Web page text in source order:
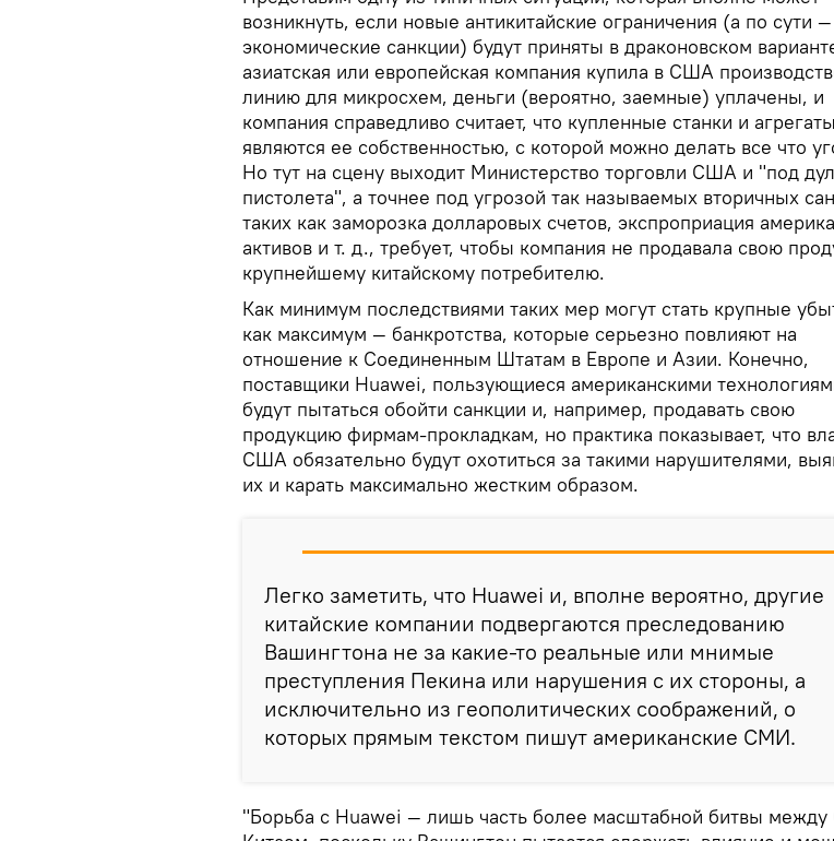
возникнуть, если новые антикитайские ограничения (а по сути —
экономические санкции) будут приняты в драконовском
азиатская или европейская компания купила в США
линию для микросхем, деньги (вероятно, заемные) уплачены, и
компания справедливо считает, что купленные станки и агрегаты
являются ее собственностью, с которой можно делать все что
Но тут на сцену выходит Министерство торговли США и "под
пистолета", а точнее под угрозой так называемых вторичных
таких как заморозка долларовых счетов, экспроприация
активов и т. д., требует, чтобы компания не продавала свою
крупнейшему китайскому потребителю.
Как минимум последствиями таких мер могут стать крупные
как максимум — банкротства, которые серьезно повлияют на
отношение к Соединенным Штатам в Европе и Азии. Конечно,
поставщики Huawei, пользующиеся американскими
будут пытаться обойти санкции и, например, продавать свою
продукцию фирмам-прокладкам, но практика показывает, что
США обязательно будут охотиться за такими нарушителями,
их и карать максимально жестким образом.
Легко заметить, что Huawei и, вполне вероятно, другие
китайские компании подвергаются преследованию
Вашингтона не за какие-то реальные или мнимые
преступления Пекина или нарушения с их стороны, а
исключительно из геополитических соображений, о
которых прямым текстом пишут американские СМИ.
"Борьба с Huawei — лишь часть более масштабной битвы